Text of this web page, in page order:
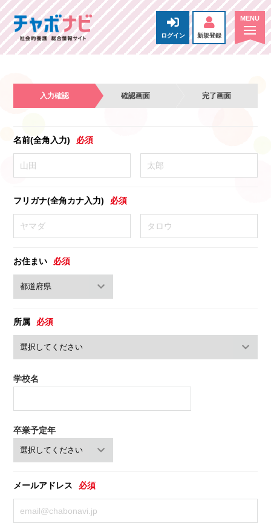
ログイン 新規登録
入力確認 確認画面 完了画面
名前(全角入力) 必須
フリガナ(全角カナ入力) 必須
お住まい 必須
所属 必須
学校名
卒業予定年
メールアドレス 必須